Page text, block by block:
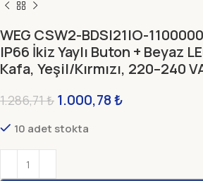
WEG CSW2-BDSI21IO-
IP66 İkiz Yaylı Buton + Beyaz
Kafa, Yeşil/Kırmızı, 220–240
1.286,71₺ 1.000,78₺
10 adet stokta